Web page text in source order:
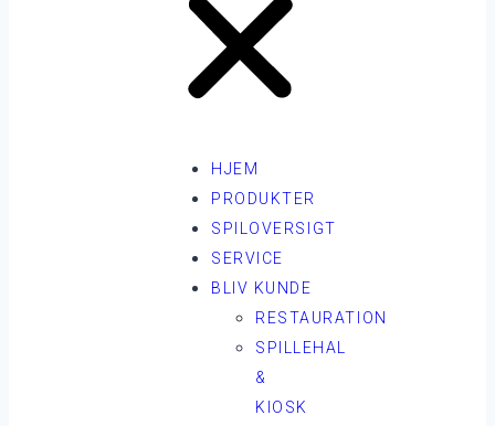
HJEM
PRODUKTER
SPILOVERSIGT
SERVICE
BLIV KUNDE
RESTAURATION
SPILLEHAL
&
KIOSK